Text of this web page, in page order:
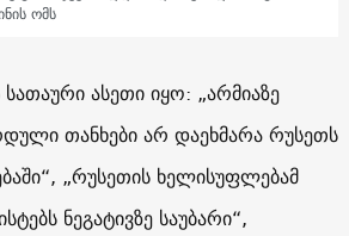
ომს
ასეთი იყო: „არმიაზე
თანხები არ დაეხმარა რუსეთს
„რუსეთის ხელისუფლებამ
ნეგატივზე საუბარი“,